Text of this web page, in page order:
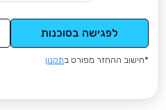
לפגישה בסוכנות
*חישוב ההחזר מפורט בתקנון